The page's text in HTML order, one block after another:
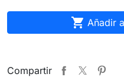
 Añadir
Compartir